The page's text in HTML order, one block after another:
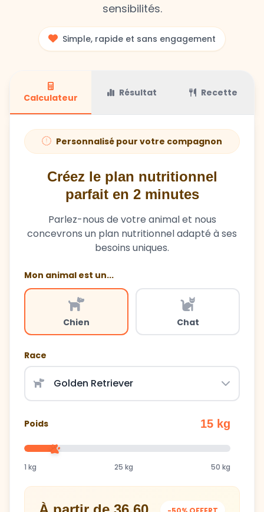
sensibilités.
Simple, rapide et sans engagement
Calculateur Résultat Recette
Personnalisé pour votre compagnon
Créez le plan nutritionnel
parfait en 2 minutes
Parlez-nous de votre animal et nous
concevrons un plan nutritionnel adapté à ses
besoins uniques.
Mon animal est un...
Chien Chat
Race
Poids 15 kg
1 kg 25 kg 50 kg